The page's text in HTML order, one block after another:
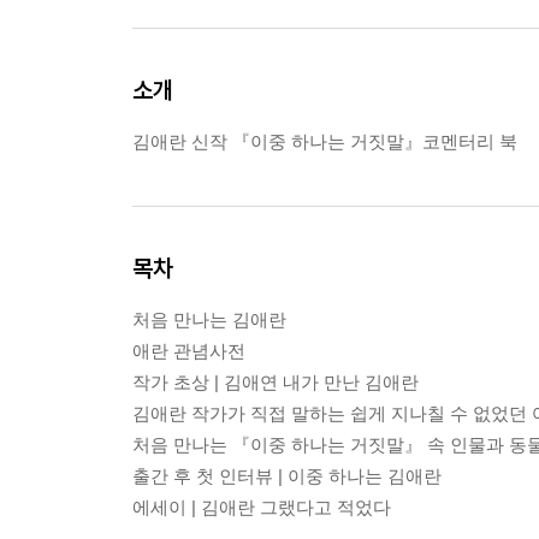
소개
김애란 신작 『이중 하나는 거짓말』코멘터리 북
목차
처음 만나는 김애란
애란 관념사전
작가 초상 | 김애연 내가 만난 김애란
김애란 작가가 직접 말하는 쉽게 지나칠 수 없었던
처음 만나는 『이중 하나는 거짓말』 속 인물과 동
출간 후 첫 인터뷰 | 이중 하나는 김애란
에세이 | 김애란 그랬다고 적었다